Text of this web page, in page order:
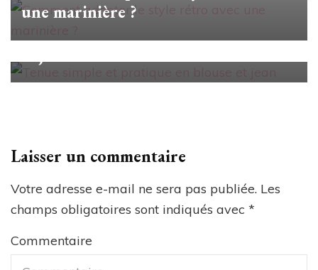
une marinière ?
Looks/Conseils
Tenue simple et pratique en blouse
Laisser un commentaire
Votre adresse e-mail ne sera pas publiée. Les
champs obligatoires sont indiqués avec *
Commentaire